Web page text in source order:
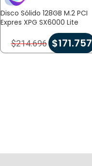
Disco Sólido 128GB M.2 PCI
Expres XPG SX6000 Lite
$214.696 $171.757